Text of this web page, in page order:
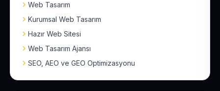
Web Tasarım
Kurumsal Web Tasarım
Hazır Web Sitesi
Web Tasarım Ajansı
SEO, AEO ve GEO Optimizasyonu